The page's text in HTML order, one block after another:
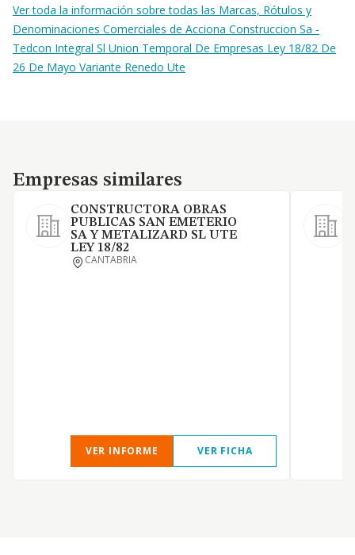
Ver toda la información sobre todas las Marcas, Rótulos y
Denominaciones Comerciales de Acciona Construccion Sa -
Tedcon Integral Sl Union Temporal De Empresas Ley 18/82 De
26 De Mayo Variante Renedo Ute
Empresas similares
Empresas similares
CONSTRUCTORA OBRAS
PUBLICAS SAN EMETERIO
SA Y METALIZARD SL UTE
LEY 18/82
CANTABRIA
VER INFORME VER FICHA